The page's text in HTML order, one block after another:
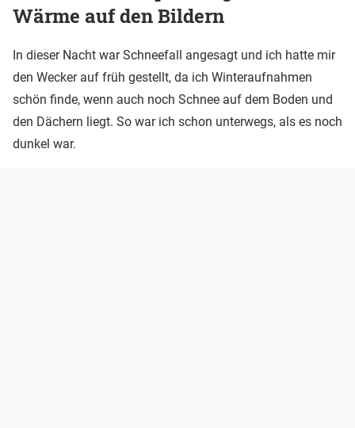
Wärme auf den Bildern
In dieser Nacht war Schneefall angesagt und ich hatte mir
den Wecker auf früh gestellt, da ich Winteraufnahmen
schön finde, wenn auch noch Schnee auf dem Boden und
den Dächern liegt. So war ich schon unterwegs, als es noch
dunkel war.